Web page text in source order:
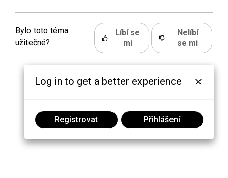
Bylo toto téma
užitečné?
Líbí se
mi
Nelíbí
se mi
Log in to get a better experience
Registrovat Přihlášení